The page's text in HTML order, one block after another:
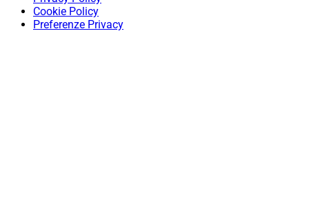
Cookie Policy
Preferenze Privacy